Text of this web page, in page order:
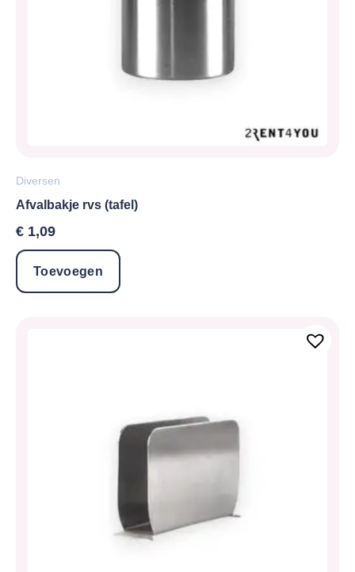
Diversen
Afvalbakje rvs (tafel)
€ 1,09
Toevoegen